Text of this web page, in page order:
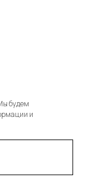
будем
и